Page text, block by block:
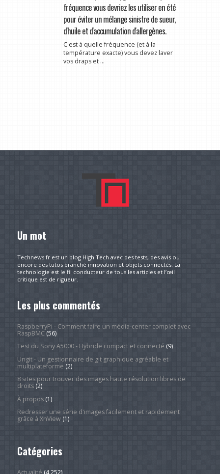
fréquence vous devriez les utiliser en été
pour éviter un mélange sinistre de sueur,
d'huile et d'accumulation d'allergènes.
C'est à quelle fréquence (et à la
température exacte) vous devez laver
vos draps et ...
Un mot
Technews.fr est un blog High Tech avec des tests, des avis ou
encore des tutos branché innovation et objets connectés. La
technologie est le fil conducteur de tous les articles et l’œil
critique est de rigueur.
Les plus commentés
RaspberryPi - Comment faire un média-center complet avec
RaspBMC(56)
Test du Sony A5000 - Hybride compact et connecté (9)
Ungit - Un gestionnaire de git graphique agréable et
multiplateforme (2)
8 sites pour trouver des images haute résolution libres de
droits(2)
À propos(1)
Redresser une série d'images facilement et rapidement
grâce à XnView(1)
Catégories
Actualité (4 252)